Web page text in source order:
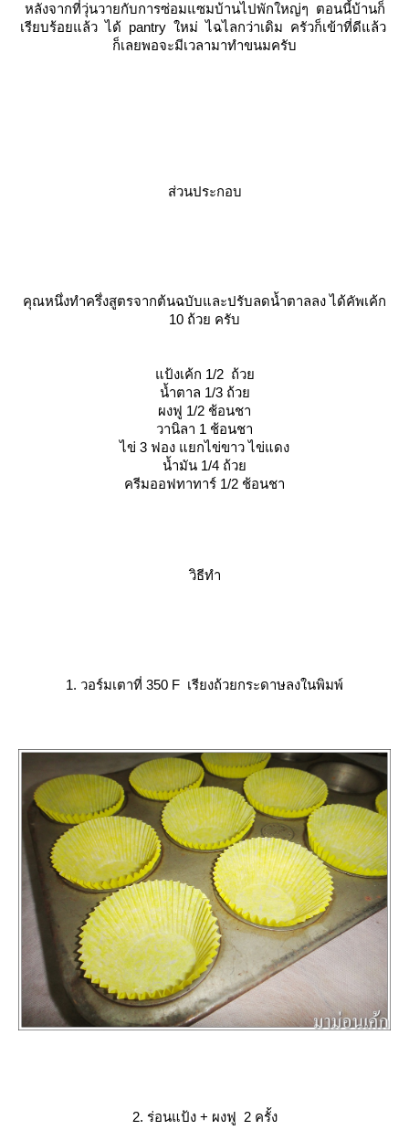
หลังจากที่วุ่นวายกับการซ่อมแซมบ้านไปพักใหญ่ๆ ตอนนี้บ้านก็
เรียบร้อยแล้ว ได้ pantry ใหม่ ไฉไลกว่าเดิม ครัวก็เข้าที่ดีแล้ว
ก็เลยพอจะมีเวลามาทำขนมครับ
ส่วนประกอบ
คุณหนึ่งทำครึ่งสูตรจากต้นฉบับและปรับลดน้ำตาลลง ได้คัพเค้ก
10 ถ้วย ครับ
ป้งเค้ก 1/2 ถ้ว
น้ำตาล 1/3 ถ้ว
ผงฟู 1/2 ช้อนชา
วานิลา 1 ช้อนชา
ไข่ 3 ฟอง แยกไข่ขาว ไข่แดง
น้ำมัน 1/4 ถ้ว
ครีมออฟทาทาร์ 1/2 ช้อนชา
วิธีทำ
1. วอร์มเตาที่ 350 F เรียงถ้วยกระดาษลงในพิมพ์
2. ร่อนแป้ง + ผงฟู 2 ครั้ง